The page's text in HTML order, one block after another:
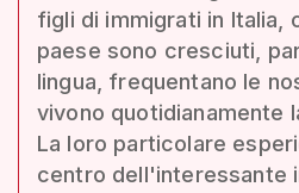
figli di immigrati in Italia,
paese sono cresciuti,
lingua, frequentano le
vivono quotidianamente
La loro particolare
centro dell'interessante